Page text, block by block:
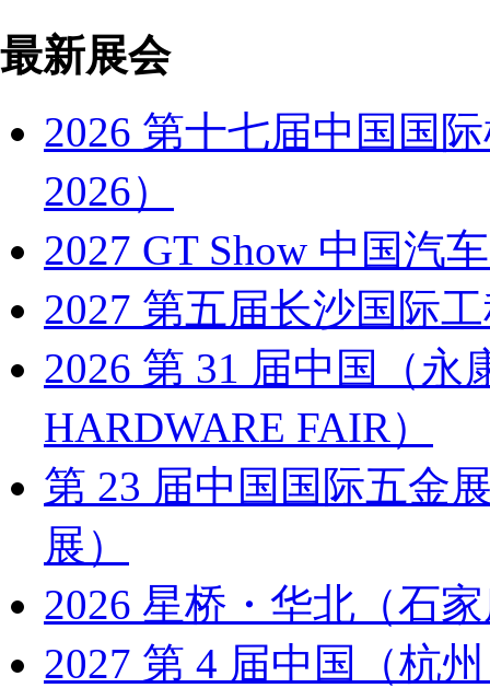
最新展会
2026 第十七届中国国
2026）
2027 GT Show 中国汽
2027 第五届长沙国际
2026 第 31 届中国（
HARDWARE FAIR）
第 23 届中国国际五金
展）
2026 星桥・华北（石
2027 第 4 届中国（杭